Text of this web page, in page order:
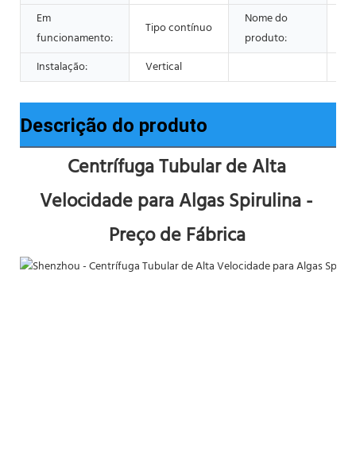
Em
funcionamento:
Tipo contínuo
Nome do
produto:
Instalação:
Vertical
Descrição do produto
Centrífuga Tubular de Alta
Velocidade para Algas Spirulina -
Preço de Fábrica